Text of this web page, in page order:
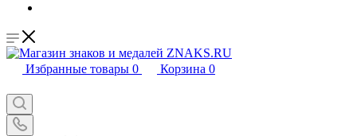
Избранные товары 0 Корзина 0